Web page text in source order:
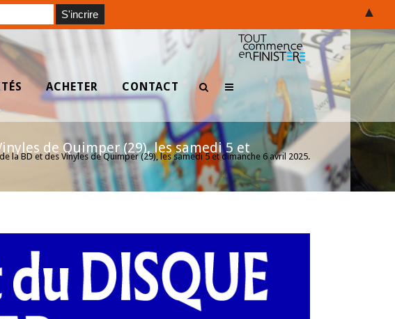
ACHETER CONTACT
de Quimper (29), les samedi 5 et
la BD et des Vinyles de Quimper (29), les samedi 5 et dimanche 6 avril 2025.
▲